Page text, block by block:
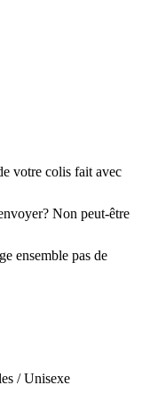
votre colis fait avec
Non peut-être
ensemble pas de
/ Unisexe